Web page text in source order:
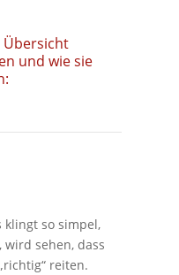
Übersicht
und wie sie
klingt so simpel,
sehen, dass
reiten.